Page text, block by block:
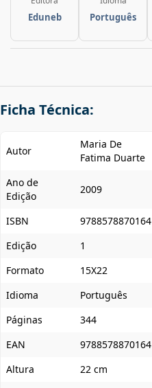
Eduneb Português
Ficha Técnica:
Autor
Maria De
Fatima Duarte
Ano de
Edição
2009
ISBN
9788578870164
Edição
1
Formato
15X22
Idioma
Português
Páginas
344
EAN
9788578870164
Altura
22 cm